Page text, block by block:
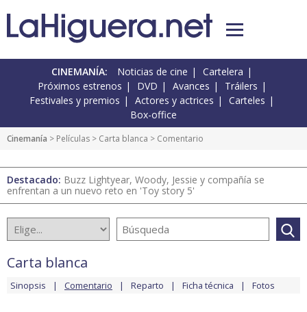
CINEMANÍA: Noticias de cine
Cartelera
Próximos estrenos
DVD Avances
Tráilers
Festivales y premios
Actores y actrices
Carteles
Box-office
Cinemanía > Películas > Carta blanca > Comentario
Destacado: Buzz Lightyear, Woody, Jessie y compañía se
enfrentan a un nuevo reto en 'Toy story 5'
Carta blanca
Sinopsis Comentario Reparto Ficha técnica Fotos